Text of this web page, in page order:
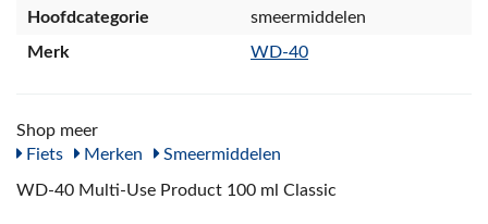
Hoofdcategorie
smeermiddelen
Merk
WD-40
Shop meer
Fiets
Merken Smeermiddelen
WD-40 Multi-Use Product 100 ml Classic